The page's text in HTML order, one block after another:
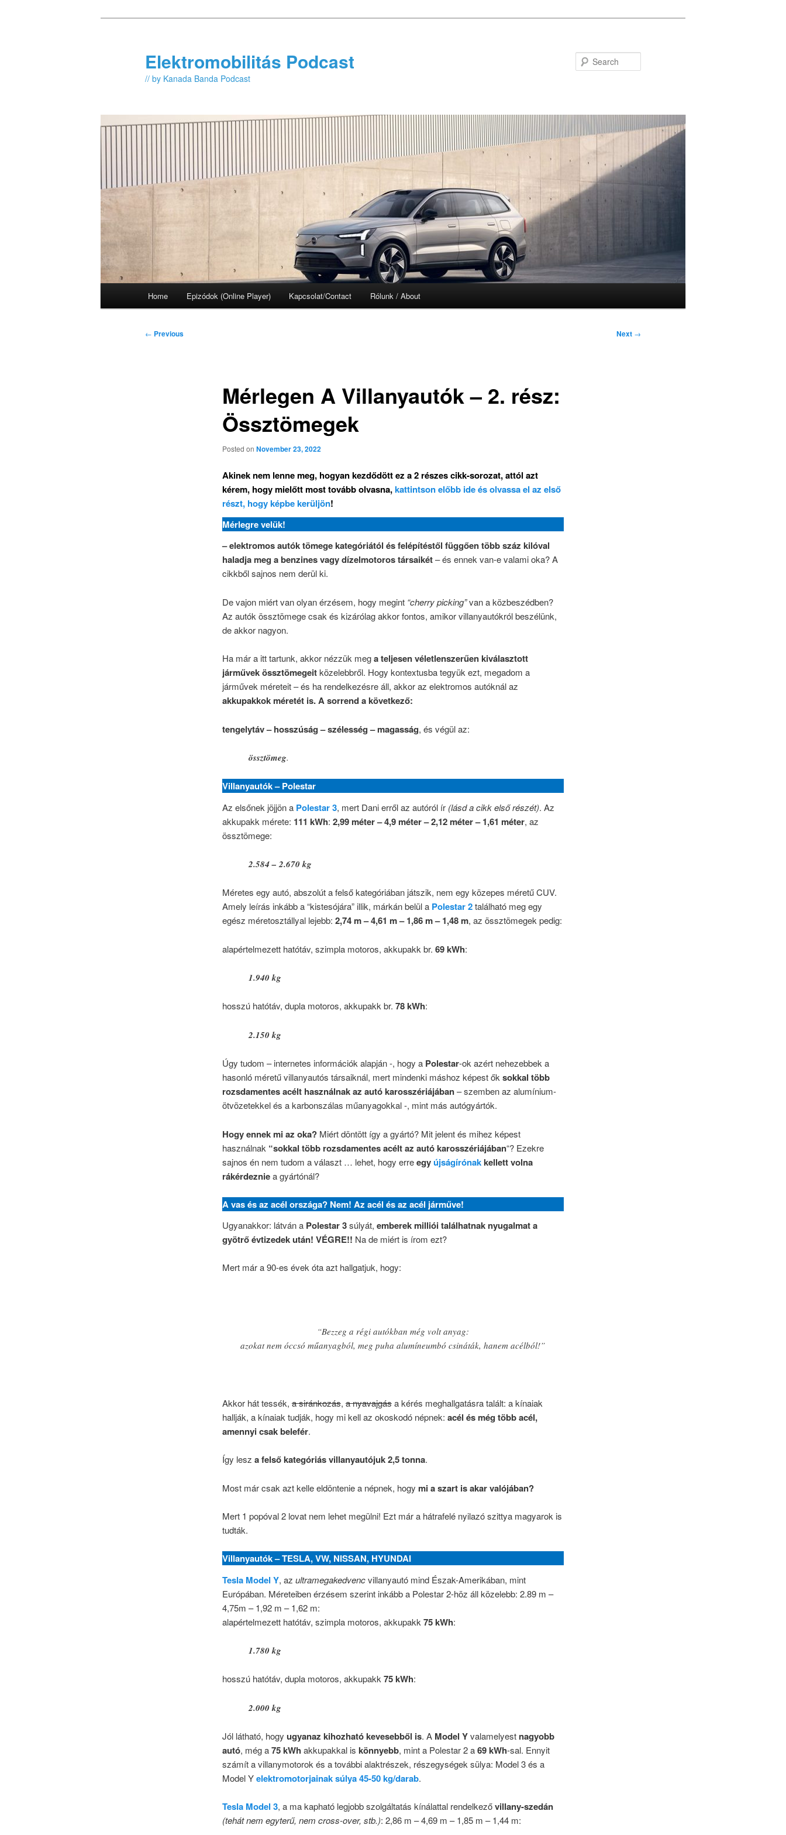
Elektromobilitás Podcast
// by Kanada Banda Podcast
Home Epizódok (Online Player) Kapcsolat/Contact Rólunk / About
Post
← Previous Next →
Mérlegen A Villanyautók – 2. rész:
Össztömegek
Posted on November 23, 2022
Akinek nem lenne meg, hogyan kezdődött ez a 2 részes cikk-sorozat, attól azt
kérem, hogy mielőtt most tovább olvasna,kattintson előbb ide és olvassa el az első
részt, hogy képbe kerüljön!
Mérlegre velük!
– elektromos autók tömege kategóriától és felépítéstől függően több száz kilóval
haladja meg a benzines vagy dízelmotoros társaikét– és ennek van-e valami oka? A
cikkből sajnos nem derül ki.
De vajon miért van olyan érzésem, hogy megint “cherry picking”van a közbeszédben?
Az autók össztömege csak és kizárólag akkor fontos, amikor villanyautókról beszélünk,
de akkor nagyon.
Ha már a itt tartunk, akkor nézzük mega teljesen véletlenszerűen kiválasztott
járművek össztömegeitközelebbről. Hogy kontextusba tegyük ezt, megadom a
járművek méreteit – és ha rendelkezésre áll, akkor az elektromos autóknál az
akkupakkok méretét is. A sorrend a következő:
tengelytáv – hosszúság – szélesség – magasság, és végül az:
össztömeg.
Villanyautók – Polestar
Az elsőnek jöjjön a Polestar 3, mert Dani erről az autóról ír (lásd a cikk első részét). Az
akkupakk mérete: 111 kWh: 2,99 méter – 4,9 méter – 2,12 méter – 1,61 méter, az
össztömege:
2.584 – 2.670 kg
Méretes egy autó, abszolút a felső kategóriában játszik, nem egy közepes méretű CUV.
Amely leírás inkább a “kistesójára” illik, márkán belül a Polestar 2található meg egy
egész méretosztállyal lejebb: 2,74 m – 4,61 m – 1,86 m – 1,48 m, az össztömegek pedig:
alapértelmezett hatótáv, szimpla motoros, akkupakk br. 69 kWh:
1.940 kg
hosszú hatótáv, dupla motoros, akkupakk br. 78 kWh:
2.150 kg
Úgy tudom – internetes információk alapján -, hogy a Polestar-ok azért nehezebbek a
hasonló méretű villanyautós társaiknál, mert mindenki máshoz képest ők sokkal több
rozsdamentes acélt használnak az autó karosszériájában– szemben az alumínium-
ötvözetekkel és a karbonszálas műanyagokkal -, mint más autógyártók.
Hogy ennek mi az oka?Miért döntött így a gyártó? Mit jelent és mihez képest
használnak “sokkal több rozsdamentes acélt az autó karosszériájában“? Ezekre
sajnos én nem tudom a választ … lehet, hogy erreegyújságírónakkellett volna
rákérdezniea gyártónál?
A vas és az acél országa? Nem! Az acél és az acél járműve!
Ugyanakkor: látván a Polestar 3súlyát, emberek milliói találhatnak nyugalmat a
gyötrő évtizedek után! VÉGRE!! Na de miért is írom ezt?
Mert már a 90-es évek óta azt hallgatjuk, hogy:
“Bezzeg a régi autókban még volt anyag:
azokat nem óccsó műanyagból, meg puha alumíneumbó csináták, hanem acélból!”
Akkor hát tessék,a siránkozás,a nyavajgása kérés meghallgatásra talált: a kínaiak
hallják, a kínaiak tudják, hogy mi kell az okoskodó népnek: acél és még több acél,
amennyi csak belefér.
Így lesz a felső kategóriás villanyautójuk 2,5 tonna.
Most már csak azt kelle eldöntenie a népnek, hogy mi a szart is akar valójában?
Mert 1 popóval 2 lovat nem lehet megülni! Ezt már a hátrafelé nyilazó szittya magyarok is
tudták.
Villanyautók – TESLA, VW, NISSAN, HYUNDAI
Tesla Model Y, az ultramegakedvencvillanyautó mind Észak-Amerikában, mint
Európában. Méreteiben érzésem szerint inkább a Polestar 2-höz áll közelebb: 2.89 m –
4,75m – 1,92 m – 1,62 m:
alapértelmezett hatótáv, szimpla motoros, akkupakk 75 kWh:
1.780 kg
hosszú hatótáv, dupla motoros, akkupakk75 kWh:
2.000 kg
Jól látható, hogy ugyanaz kihozható kevesebből is. A Model Yvalamelyest nagyobb
autó, még a75 kWh akkupakkal is könnyebb, mint a Polestar 2 a69 kWh-sal. Ennyit
számít a villanymotorok és a további alaktrészek, részegységek sülya: Model 3 és a
Model Yelektromotorjainak súlya 45-50 kg/darab.
Tesla Model 3, a ma kapható legjobb szolgáltatás kínálattal rendelkezővillany-szedán
(tehát nem egyterű, nem cross-over, stb.): 2,86 m – 4,69 m – 1,85 m – 1,44 m: